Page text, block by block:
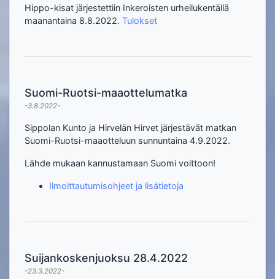
Hippo-kisat järjestettiin Inkeroisten urheilukentällä
maanantaina 8.8.2022. Tulokset
Suomi-Ruotsi-maaottelumatka
-3.8.2022-
Sippolan Kunto ja Hirvelän Hirvet järjestävät matkan
Suomi-Ruotsi-maaotteluun sunnuntaina 4.9.2022.
Lähde mukaan kannustamaan Suomi voittoon!
Ilmoittautumisohjeet ja lisätietoja
Suijankoskenjuoksu 28.4.2022
-23.3.2022-